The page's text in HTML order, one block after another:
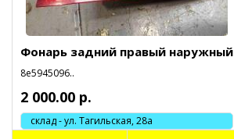
Фонарь задний правый наружный
8e5945096..
2 000.00 р.
склад - ул. Тагильская, 28а